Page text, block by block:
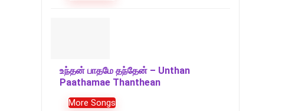
உந்தன் பாதமே தந்தேன் – Unthan
Paathamae Thanthean
More Songs